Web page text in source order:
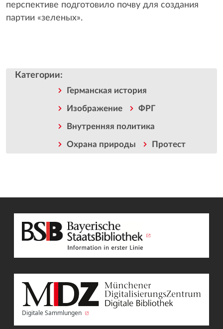
перспективе подготовило почву для создания
партии «зеленых».
Категории:
Германская история
Изображение ФРГ
Внутренняя политика
Охрана природы Протест
Digitale Sammlungen